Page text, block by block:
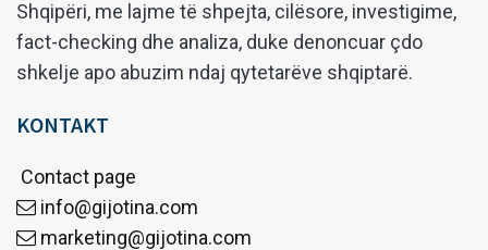
Shqipëri, me lajme të shpejta, cilësore, investigime,
fact-checking dhe analiza, duke denoncuar çdo
shkelje apo abuzim ndaj qytetarëve shqiptarë.
KONTAKT
Contact page
info@gijotina.com
marketing@gijotina.com